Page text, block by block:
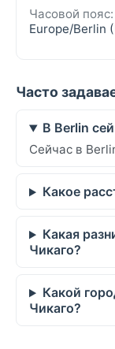
Часовой пояс:
Europe/Berlin
Часто
В Berlin
Сейчас в
Какое
Какая
Чикаго?
Какой
Чикаго?